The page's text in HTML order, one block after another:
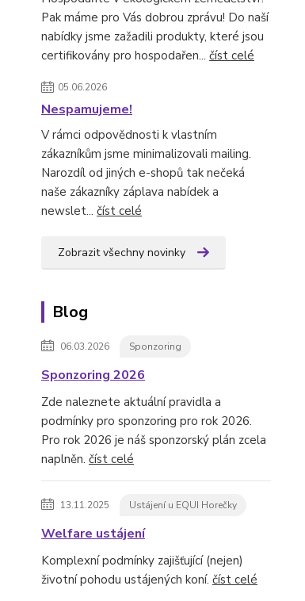
Pak máme pro Vás dobrou zprávu! Do naší
nabídky jsme zažadili produkty, které jsou
certifikovány pro hospodařen... číst celé
05.06.2026
Nespamujeme!
V rámci odpovědnosti k vlastním
zákazníkům jsme minimalizovali mailing.
Narozdíl od jiných e-shopů tak nečeká
naše zákazníky záplava nabídek a
newslet... číst celé
Zobrazit všechny novinky
Blog
06.03.2026 Sponzoring
Sponzoring 2026
Zde naleznete aktuální pravidla a
podmínky pro sponzoring pro rok 2026.
Pro rok 2026 je náš sponzorský plán zcela
naplněn. číst celé
13.11.2025 Ustájení u EQUI Horečky
Welfare ustájení
Komplexní podmínky zajišťující (nejen)
životní pohodu ustájených koní. číst celé